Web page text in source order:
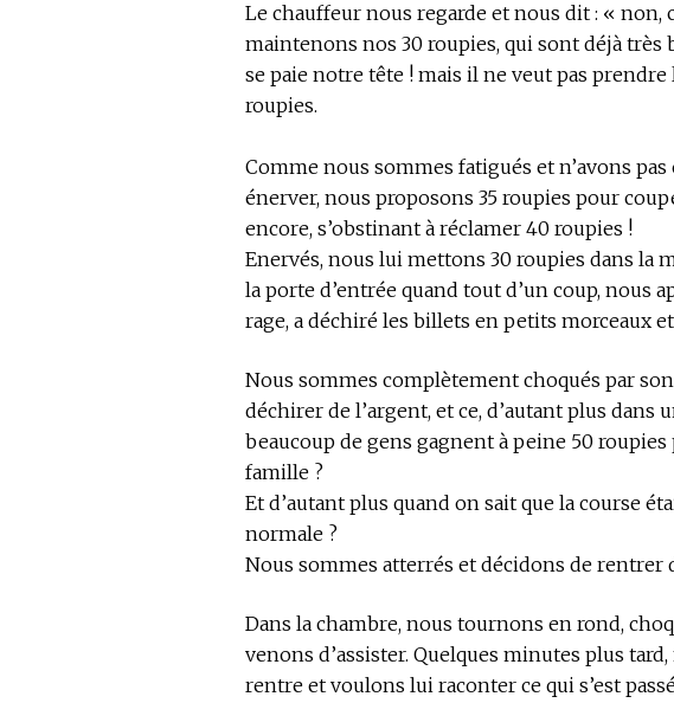
Le chauffeur nous regarde et nous dit : « non,
maintenons nos 30 roupies, qui sont déjà très
se paie notre tête ! mais il ne veut pas prendre
roupies.
Comme nous sommes fatigués et n’avons
énerver, nous proposons 35 roupies pour
encore, s’obstinant à réclamer 40 roupies !
Enervés, nous lui mettons 30 roupies dans la
la porte d’entrée quand tout d’un coup, nous
rage, a déchiré les billets en petits morceaux
Nous sommes complètement choqués par
déchirer de l’argent, et ce, d’autant plus dans
beaucoup de gens gagnent à peine 50
famille ?
Et d’autant plus quand on sait que la course
normale ?
Nous sommes atterrés et décidons de rentrer
Dans la chambre, nous tournons en rond,
venons d’assister. Quelques minutes plus
rentre et voulons lui raconter ce qui s’est